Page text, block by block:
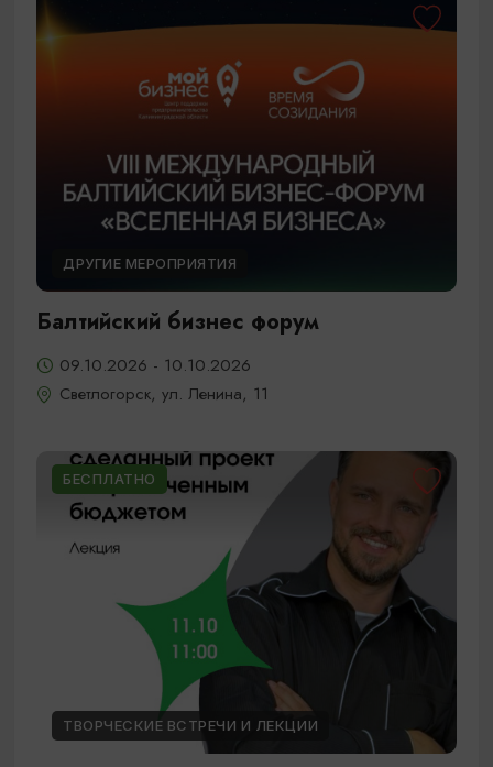
ДРУГИЕ МЕРОПРИЯТИЯ
Балтийский бизнес форум
09.10.2026 - 10.10.2026
Светлогорск, ул. Ленина, 11
БЕСПЛАТНО
ТВОРЧЕСКИЕ ВСТРЕЧИ И ЛЕКЦИИ